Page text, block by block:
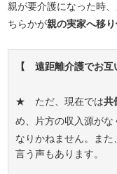
親が要介護になった時
ちらかが親の実家へ移
【 遠距離介護でお
★ ただ、現在では共
め、片方の収入源が
なりかねません。ま
言う声もあります。